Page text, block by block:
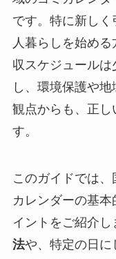
です。特に新し
人暮らしを始め
収スケジュール
し、環境保護や
観点からも、正
す。
このガイドでは、
カレンダーの基
イントをご紹介し
法や、特定の日